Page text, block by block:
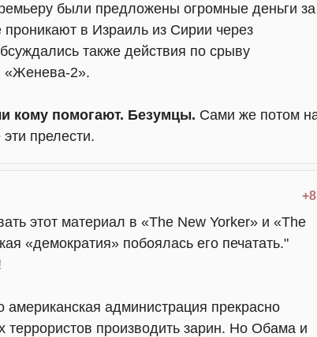
были предложены огромные деньги за
в Израиль из Сирии через
также действия по срыву
«Женева-2».
кому помогают. Безумцы. Сами же потом
прелести.
+8
этот материал в «The New Yorker» и «The
«демократия» побоялась его печатать."
администрация прекрасно
террористов производить зарин. Но Обама и